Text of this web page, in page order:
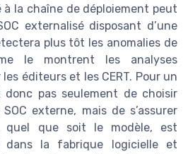
la chaîne de déploiement peut
externalisé disposant d’une
plus tôt les anomalies de
le montrent les analyses
éditeurs et les CERT. Pour un
donc pas seulement de choisir
externe, mais de s’assurer
quel que soit le modèle, est
dans la fabrique logicielle et